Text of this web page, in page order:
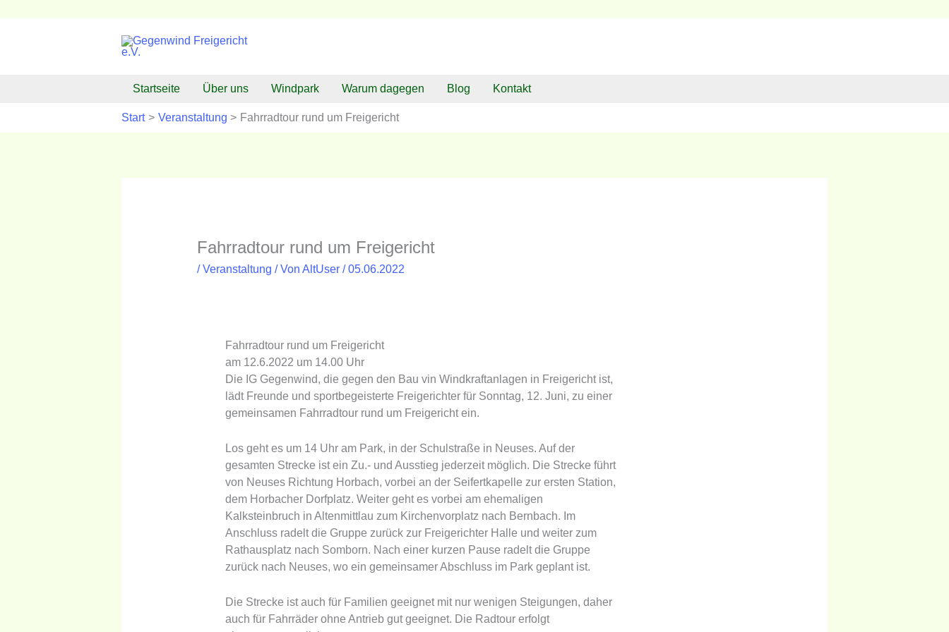
Startseite Über uns Windpark Warum dagegen Blog Kontakt
Start Veranstaltung Fahrradtour rund um Freigericht
Fahrradtour rund um Freigericht
/Veranstaltung / Von AltUser /05.06.2022
Fahrradtour rund um Freigericht
am 12.6.2022 um 14.00 Uhr
Die IG Gegenwind, die gegen den Bau vin Windkraftanlagen in Freigericht ist,
lädt Freunde und sportbegeisterte Freigerichter für Sonntag, 12. Juni, zu einer
gemeinsamen Fahrradtour rund um Freigericht ein.
Los geht es um 14 Uhr am Park, in der Schulstraße in Neuses. Auf der
gesamten Strecke ist ein Zu.- und Ausstieg jederzeit möglich. Die Strecke führt
von Neuses Richtung Horbach, vorbei an der Seifertkapelle zur ersten Station,
dem Horbacher Dorfplatz. Weiter geht es vorbei am ehemaligen
Kalksteinbruch in Altenmittlau zum Kirchenvorplatz nach Bernbach. Im
Anschluss radelt die Gruppe zurück zur Freigerichter Halle und weiter zum
Rathausplatz nach Somborn. Nach einer kurzen Pause radelt die Gruppe
zurück nach Neuses, wo ein gemeinsamer Abschluss im Park geplant ist.
Die Strecke ist auch für Familien geeignet mit nur wenigen Steigungen, daher
auch für Fahrräder ohne Antrieb gut geeignet. Die Radtour erfolgt